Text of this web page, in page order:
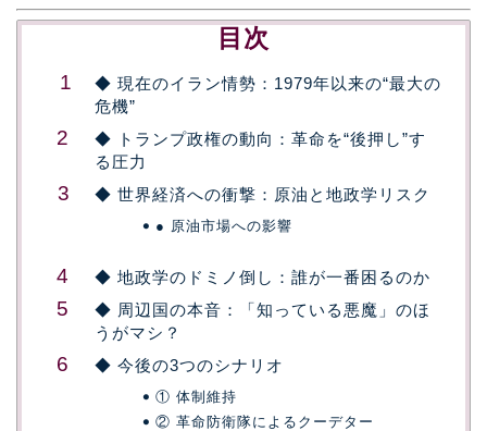
目次
◆ 現在のイラン情勢：1979年以来の“最大の
危機”
◆ トランプ政権の動向：革命を“後押し”す
る圧力
◆ 世界経済への衝撃：原油と地政学リスク
● 原油市場への影響
◆ 地政学のドミノ倒し：誰が一番困るのか
◆ 周辺国の本音：「知っている悪魔」のほ
うがマシ？
◆ 今後の3つのシナリオ
① 体制維持
② 革命防衛隊によるクーデター